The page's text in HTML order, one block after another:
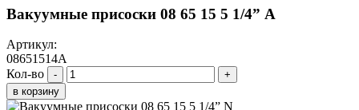
Вакуумные присоски 08 65 15 5 1/4” A
Артикул:
08651514A
Кол-во
-
+
в корзину